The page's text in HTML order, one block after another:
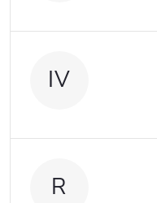
IV
R